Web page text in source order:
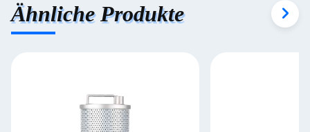
Ähnliche Produkte